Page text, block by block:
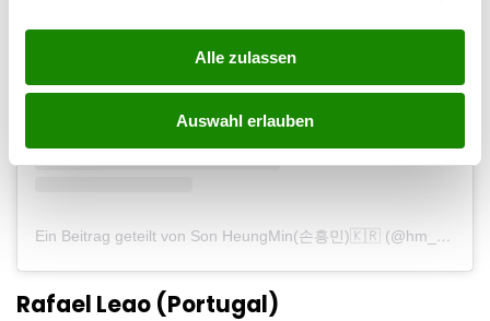
Alle zulassen
Auswahl erlauben
Ein Beitrag geteilt von Son HeungMin(손흥민)🇰🇷 (@hm_son7)
Rafael Leao (Portugal)